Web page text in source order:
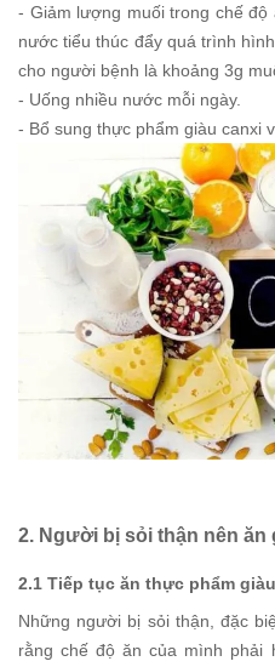
- Giảm lượng muối trong chế
nước tiểu thúc đẩy quá trình
cho người bệnh là khoảng 3g
- Uống nhiều nước mỗi ngày.
- Bổ sung thực phẩm giàu canxi
2. Người bị sỏi thận nên ăn
2.1 Tiếp tục ăn thực phẩm
Những người bị sỏi thận, đặc
rằng chế độ ăn của mình phải